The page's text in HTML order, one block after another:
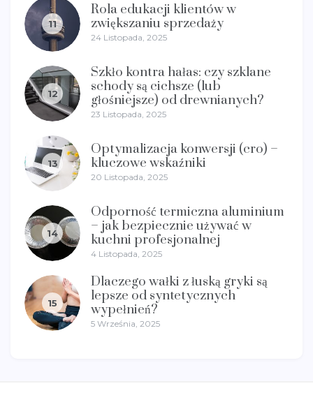
11
Rola edukacji klientów w
zwiększaniu sprzedaży
24 Listopada, 2025
12
Szkło kontra hałas: czy szklane
schody są cichsze (lub
głośniejsze) od drewnianych?
23 Listopada, 2025
13
Optymalizacja konwersji (cro) –
kluczowe wskaźniki
20 Listopada, 2025
14
Odporność termiczna aluminium
– jak bezpiecznie używać w
kuchni profesjonalnej
4 Listopada, 2025
15
Dlaczego wałki z łuską gryki są
lepsze od syntetycznych
wypełnień?
5 Września, 2025